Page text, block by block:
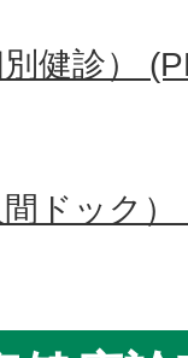
健診）
ドック